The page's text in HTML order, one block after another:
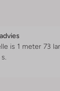
is 1 meter 73